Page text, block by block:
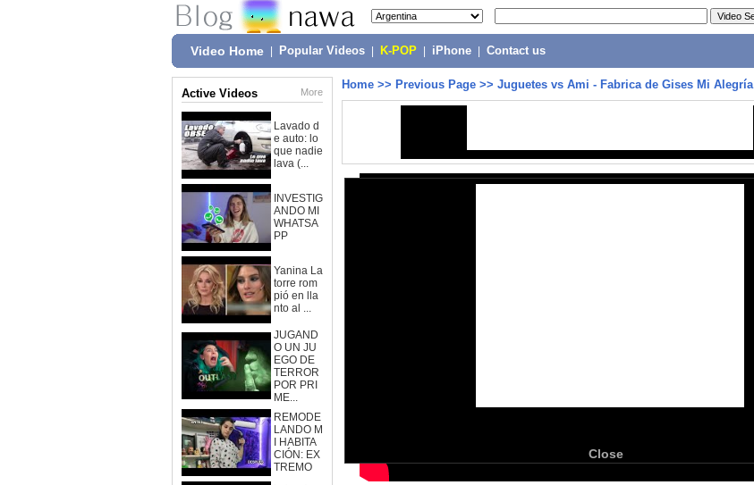
Video Home Popular Videos K-POP iPhone Contact us
Active Videos More
Lavado d
e auto: lo
que nadie
lava (...
INVESTIG
ANDO MI
WHATSA
PP
Yanina La
torre rom
pió en lla
nto al ...
JUGAND
O UN JU
EGO DE
TERROR
POR PRI
ME...
REMODE
LANDO M
I HABITA
CIÓN: EX
TREMO
Home >> Previous Page >> Juguetes vs Ami - Fabrica de Gises Mi Alegría
Close